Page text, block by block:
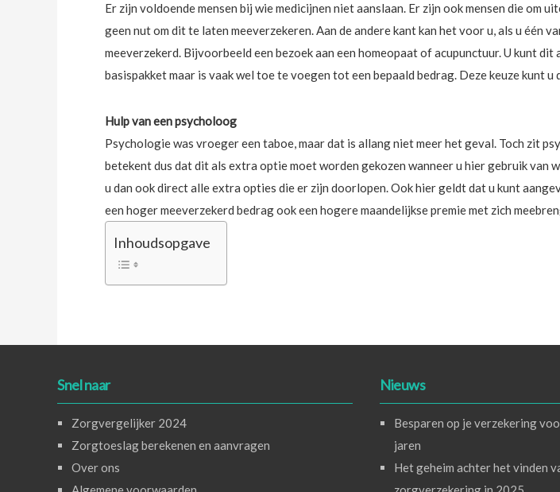
Er zijn voldoende mensen bij wie medicijnen niet aanslaan. Er zijn ook mensen die om
geen nut om dit te laten meeverzekeren. Aan de andere kant kan het voor u, als u één
meeverzekerd. Bijvoorbeeld een bezoek aan een homeopaat of acupunctuur. U kunt
basispakket maar is vaak wel toe te voegen tot een bepaald bedrag. Deze keuze kunt u
Hulp van een psycholoog
Psychologie was vroeger een taboe, maar dat is allang niet meer het geval. Toch zit
betekent dus dat dit als extra optie moet worden gekozen wanneer u hier gebruik van
u dan ook direct alle extra opties die er zijn doorlopen. Ook hier geldt dat u kunt
een hoger meeverzekerd bedrag ook een hogere maandelijkse premie met zich
Inhoudsopgave
Snel naar
Zorgvergelijker 2024
Zorgtoeslag berekenen en aanvragen
Over ons
Nieuws
Besparen op je verzekering
jaren
Het geheim achter het vinden